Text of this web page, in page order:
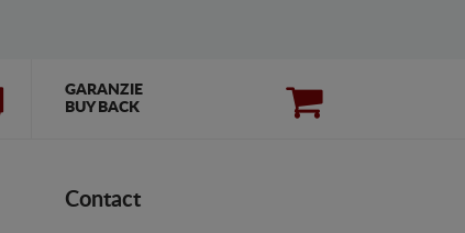
GARANZIE
BUY BACK
Contact